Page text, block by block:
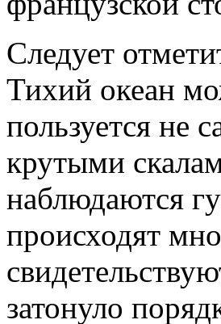
Следует
Тихий океан
пользуется не
крутыми
наблюдаются
происходят
затонуло